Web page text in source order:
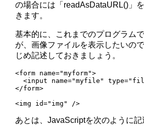
の場合には「readAsDataURL()」
きます。
基本的に、これまでのプログラム
が、画像ファイルを表示したいの
じめ記述しておきましょう。
<form name="myform">
<input name="myfile"
</form>
<img id="img" />
あとは、JavaScriptを次のように記